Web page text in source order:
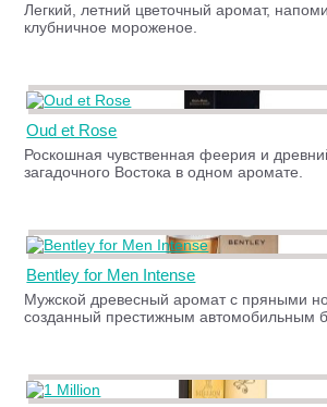
Легкий, летний цветочный аромат,
клубничное мороженое.
Oud et Rose
Роскошная чувственная феерия и
загадочного Востока в одном аромате.
Bentley for Men Intense
Мужской древесный аромат с пряными
созданный престижным автомобильным